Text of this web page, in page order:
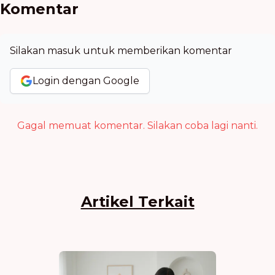
Komentar
Silakan masuk untuk memberikan komentar
Login dengan Google
Gagal memuat komentar. Silakan coba lagi nanti.
Artikel Terkait